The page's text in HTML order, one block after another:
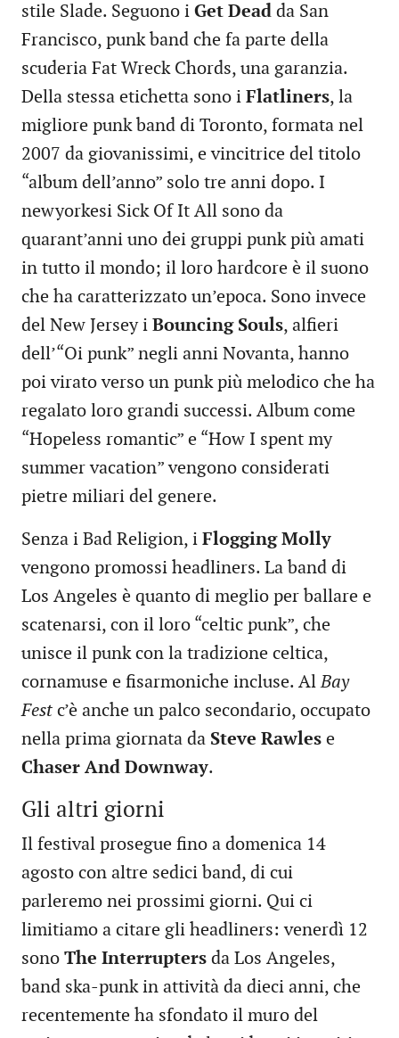
stile Slade. Seguono i Get Dead da San
Francisco, punk band che fa parte della
scuderia Fat Wreck Chords, una garanzia.
Della stessa etichetta sono i Flatliners, la
migliore punk band di Toronto, formata nel
2007 da giovanissimi, e vincitrice del titolo
“album dell’anno” solo tre anni dopo. I
newyorkesi Sick Of It All sono da
quarant’anni uno dei gruppi punk più amati
in tutto il mondo; il loro hardcore è il suono
che ha caratterizzato un’epoca. Sono invece
del New Jersey i Bouncing Souls, alfieri
dell’“Oi punk” negli anni Novanta, hanno
poi virato verso un punk più melodico che ha
regalato loro grandi successi. Album come
“Hopeless romantic” e “How I spent my
summer vacation” vengono considerati
pietre miliari del genere.
Senza i Bad Religion, i Flogging Molly
vengono promossi headliners. La band di
Los Angeles è quanto di meglio per ballare e
scatenarsi, con il loro “celtic punk”, che
unisce il punk con la tradizione celtica,
cornamuse e fisarmoniche incluse. AlBay
Fest c’è anche un palco secondario, occupato
nella prima giornata da Steve Rawles e
Chaser And Downway.
Gli altri giorni
Il festival prosegue fino a domenica 14
agosto con altre sedici band, di cui
parleremo nei prossimi giorni. Qui ci
limitiamo a citare gli headliners: venerdì 12
sono The Interrupters da Los Angeles,
band ska-punk in attività da dieci anni, che
recentemente ha sfondato il muro del